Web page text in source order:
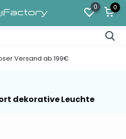
0 0
Versand ab 199€
dekorative Leuchte